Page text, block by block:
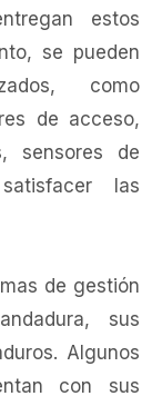
estos
se pueden
como
de acceso,
sensores de
las
de gestión
sus
Algunos
con sus